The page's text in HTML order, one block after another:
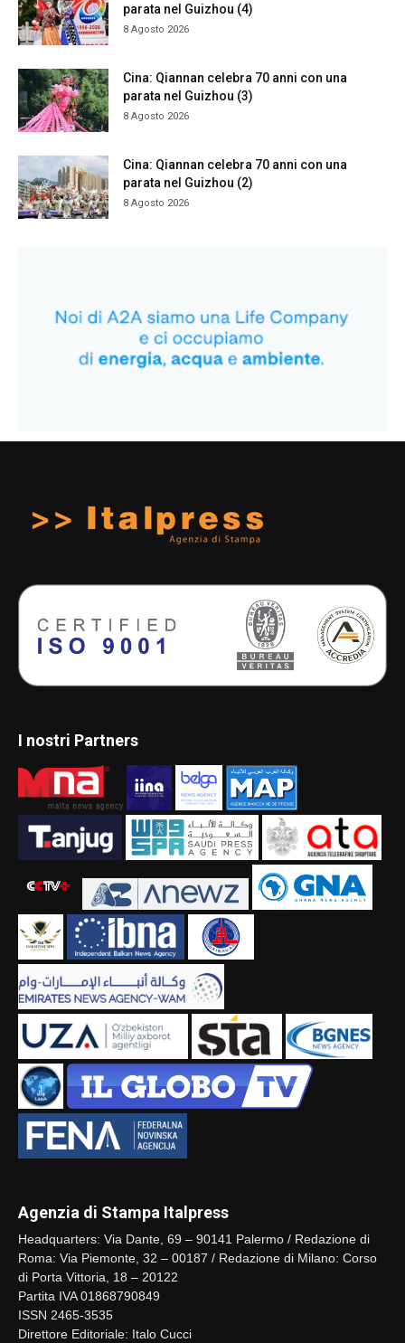
parata nel Guizhou (4)
8 Agosto 2026
Cina: Qiannan celebra 70 anni con una
parata nel Guizhou (3)
8 Agosto 2026
Cina: Qiannan celebra 70 anni con una
parata nel Guizhou (2)
8 Agosto 2026
I nostri Partners
Agenzia di Stampa Italpress
Headquarters: Via Dante, 69 – 90141 Palermo / Redazione di
Roma: Via Piemonte, 32 – 00187 / Redazione di Milano: Corso
di Porta Vittoria, 18 – 20122
Partita IVA 01868790849
ISSN 2465-3535
Direttore Editoriale: Italo Cucci